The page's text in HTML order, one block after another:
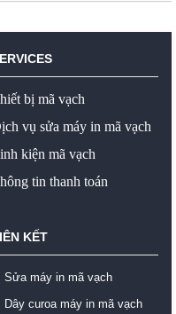
bị mã vạch
vụ sửa máy in mã vạch
kiện mã vạch
tin thanh toán
KẾT
Sửa máy in mã vạch
Dây curoa máy in mã vạch